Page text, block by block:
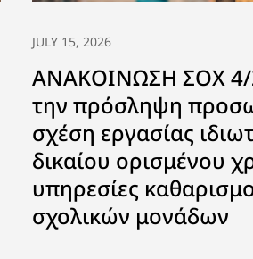
JULY 15, 2026
ΑΝΑΚΟΙΝΩΣΗ ΣΟΧ 4/
την πρόσληψη
σχέση εργασίας
δικαίου ορισμένου
υπηρεσίες
σχολικών μονάδων